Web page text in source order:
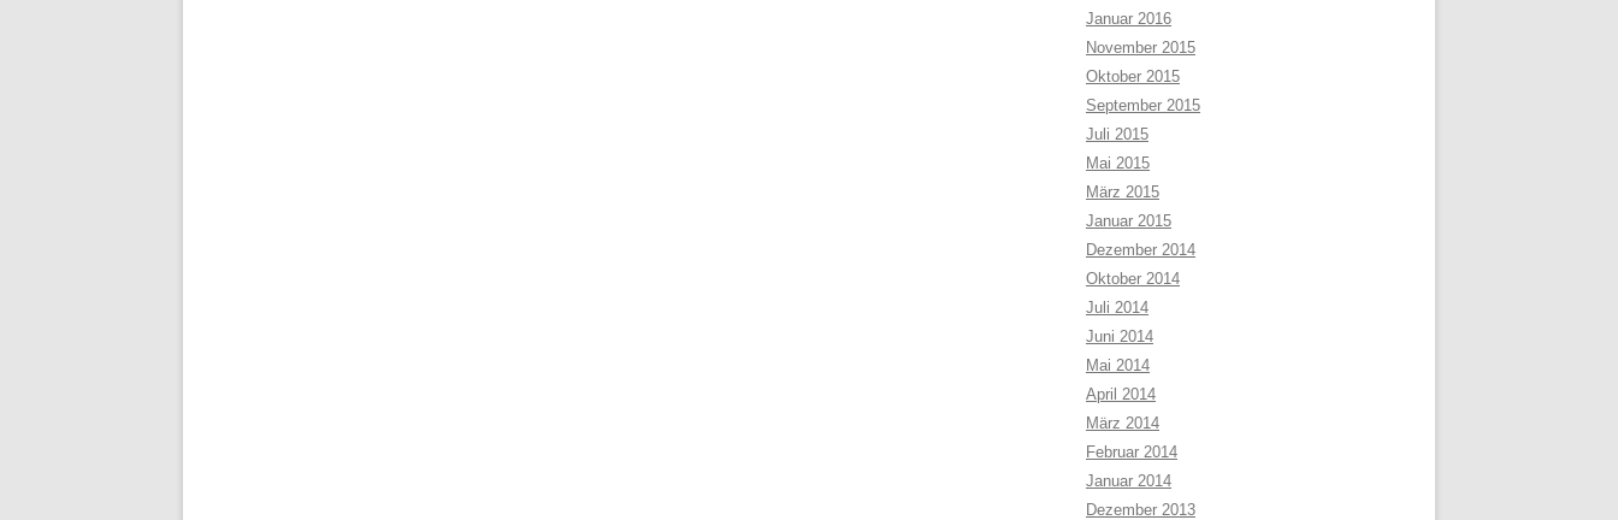
Januar 2016
November 2015
Oktober 2015
September 2015
Juli 2015
Mai 2015
März 2015
Januar 2015
Dezember 2014
Oktober 2014
Juli 2014
Juni 2014
Mai 2014
April 2014
März 2014
Februar 2014
Januar 2014
Dezember 2013